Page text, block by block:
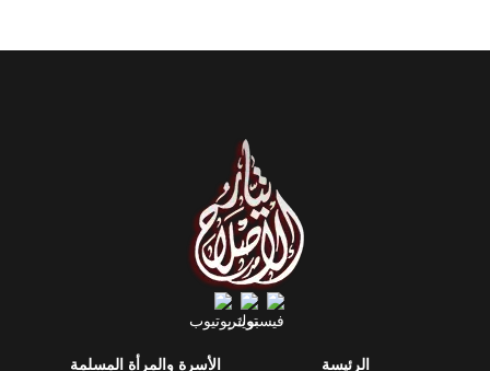
الرئيسة الأسرة والمرأة المسلمة